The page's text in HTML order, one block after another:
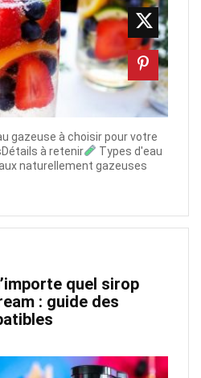
gazeuse à choisir pour votre
à retenir
Types d'eau
naturellement gazeuses
quel sirop
: guide des